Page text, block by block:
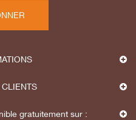
gratuitement sur :